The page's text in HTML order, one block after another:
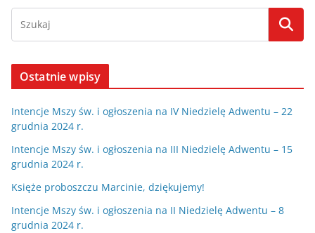
Ostatnie wpisy
Intencje Mszy św. i ogłoszenia na IV Niedzielę Adwentu – 22
grudnia 2024 r.
Intencje Mszy św. i ogłoszenia na III Niedzielę Adwentu – 15
grudnia 2024 r.
Księże proboszczu Marcinie, dziękujemy!
Intencje Mszy św. i ogłoszenia na II Niedzielę Adwentu – 8
grudnia 2024 r.